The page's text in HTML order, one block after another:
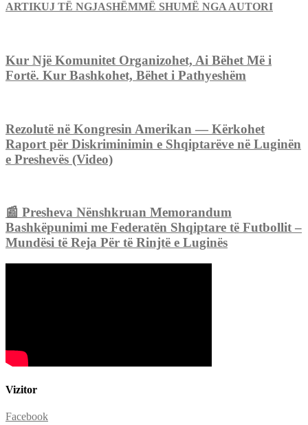
ARTIKUJ TË NGJASHËMMË SHUMË NGA AUTORI
Kur Një Komunitet Organizohet, Ai Bëhet Më i
Fortë. Kur Bashkohet, Bëhet i Pathyeshëm
Rezolutë në Kongresin Amerikan — Kërkohet
Raport për Diskriminimin e Shqiptarëve në Luginën
e Preshevës (Video)
📰 Presheva Nënshkruan Memorandum
Bashkëpunimi me Federatën Shqiptare të Futbollit –
Mundësi të Reja Për të Rinjtë e Luginës
Vizitor
Facebook